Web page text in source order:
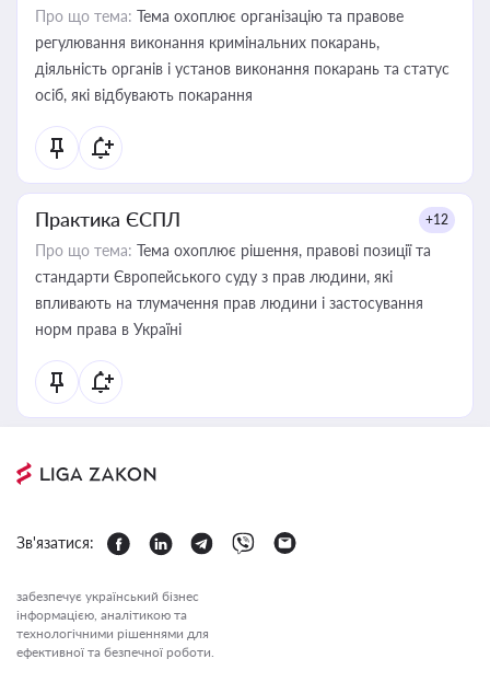
Про що тема: Тема охоплює організацію та правове
регулювання виконання кримінальних покарань,
діяльність органів і установ виконання покарань та статус
осіб, які відбувають покарання
Практика ЄСПЛ +12
Про що тема: Тема охоплює рішення, правові позиції та
стандарти Європейського суду з прав людини, які
впливають на тлумачення прав людини і застосування
норм права в Україні
Зв'язатися:
забезпечує український бізнес
інформацією, аналітикою та
технологічними рішеннями для
ефективної та безпечної роботи.